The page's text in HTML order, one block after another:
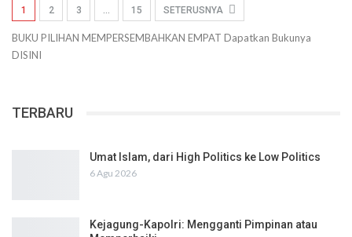
1 2 3 … 15 SETERUSNYA
BUKU PILIHAN MEMPERSEMBAHKAN EMPAT Dapatkan Bukunya
DISINI
TERBARU
Umat Islam, dari High Politics ke Low Politics
6 Agu 2026
Kejagung-Kapolri: Mengganti Pimpinan atau